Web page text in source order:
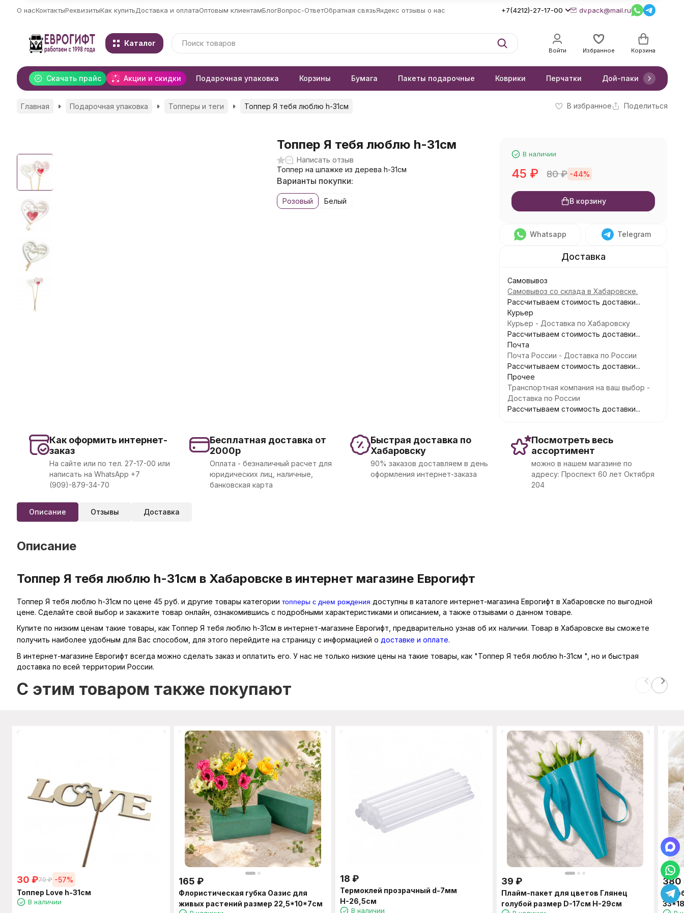
О насКонтактыРеквизитыКак купитьДоставка и оплатаОптовым клиентамБлогВопрос-ОтветОбратная связьЯндекс отзывы о нас +7(4212)-27-17-00 dv.pack@mail.ru
Каталог
Войти Избранное Корзина
Скачать прайс Акции и скидки Подарочная упаковка Корзины Бумага Пакеты подарочные Коврики Перчатки Дой-паки
Главная Подарочная упаковка Топперы и теги Топпер Я тебя люблю h-31см В избранное Поделиться
Топпер Я тебя люблю h-31см
Написать отзыв
Топпер на шпажке из дерева h-31см
Варианты покупки:
Розовый Белый
В наличии
45 ₽ 80₽ -44%
В корзину
Whatsapp Telegram
Самовывоз
Самовывоз со склада в Хабаровске.
Рассчитываем стоимость доставки...
Курьер
Курьер - Доставка по Хабаровску
Рассчитываем стоимость доставки...
Почта
Почта России - Доставка по России
Рассчитываем стоимость доставки...
Прочее
Транспортная компания на ваш выбор -
Доставка по России
Рассчитываем стоимость доставки...
Как оформить интернет-
заказ
На сайте или по тел. 27-17-00 или
написать на WhatsApp +7
(909)-879-34-70
Бесплатная доставка от
2000р
Оплата - безналичный расчет для
юридических лиц, наличные,
банковская карта
Быстрая доставка по
Хабаровску
90% заказов доставляем в день
оформления интернет-заказа
Посмотреть весь
ассортимент
можно в нашем магазине по
адресу: Проспект 60 лет Октября
204
Описание Отзывы Доставка
Описание
Топпер Я тебя люблю h-31см в Хабаровске в интернет магазине Еврогифт
Топпер Я тебя люблю h-31см по цене 45 руб. и другие товары категории топперы с днем рождения доступны в каталоге интернет-магазина Еврогифт в Хабаровске по выгодной
цене. Сделайте свой выбор и закажите товар онлайн, ознакомившись с подробными характеристиками и описанием, а также отзывами о данном товаре.
Купите по низким ценам такие товары, как Топпер Я тебя люблю h-31см в интернет-магазине Еврогифт, предварительно узнав об их наличии. Товар в Хабаровске вы сможете
получить наиболее удобным для Вас способом, для этого перейдите на страницу с информацией о доставке и оплате.
В интернет-магазине Еврогифт всегда можно сделать заказ и оплатить его. У нас не только низкие цены на такие товары, как "Топпер Я тебя люблю h-31см ", но и быстрая
доставка по всей территории России.
C этим товаром также покупают
30 ₽70 ₽ -57%
Топпер Love h-31см
В наличии
165 ₽
Флористическая губка Оазис для
живых растений размер 22,5*10*7см
18 ₽
Термоклей прозрачный d-7мм
Н-26,5см
В наличии
39 ₽
Плайм-пакет для цветов Глянец
голубой размер D-17см Н-29см
380